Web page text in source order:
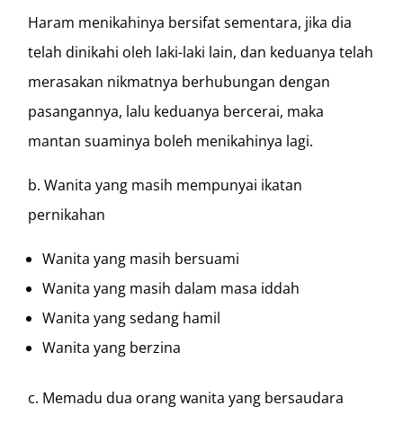
Haram menikahinya bersifat sementara, jika dia
telah dinikahi oleh laki-laki lain, dan keduanya telah
merasakan nikmatnya berhubungan dengan
pasangannya, lalu keduanya bercerai, maka
mantan suaminya boleh menikahinya lagi.
b. Wanita yang masih mempunyai ikatan
pernikahan
Wanita yang masih bersuami
Wanita yang masih dalam masa iddah
Wanita yang sedang hamil
Wanita yang berzina
c. Memadu dua orang wanita yang bersaudara